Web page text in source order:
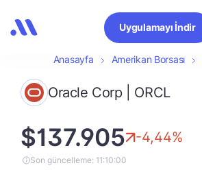
Uygulamayı İndir
Anasayfa Amerikan Borsası
Oracle Corp | ORCL
$137.905 -4,44%
Son güncelleme: 11:10:00